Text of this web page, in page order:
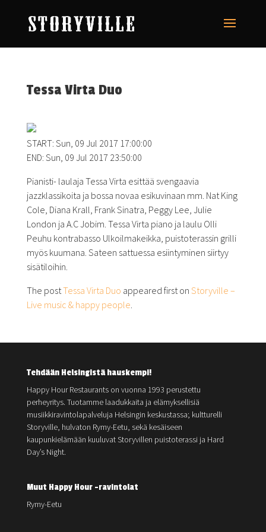
Tessa Virta Duo
START: Sun, 09 Jul 2017 17:00:00
END: Sun, 09 Jul 2017 23:50:00
Pianisti- laulaja Tessa Virta esittää svengaavia
jazzklassikoita ja bossa novaa esikuvinaan mm. Nat King
Cole, Diana Krall, Frank Sinatra, Peggy Lee, Julie
London ja A.C Jobim. Tessa Virta piano ja laulu Olli
Peuhu kontrabasso Ulkoilmakeikka, puistoterassin grilli
myös kuumana. Sateen sattuessa esiintyminen siirtyy
sisätiloihin.
The postTessa Virta Duo appeared first on Storyville –
Live music & happy people.
Tehdään Helsingistä hauskempi!
Happy Hour Restaurants on vuonna 1993 perustettu
perheyritys. Tuotamme laadukkaita ja elämyksellisiä
musiikkiravintolapalveluja Helsingin keskustassa; kultturelli
Storyville, hulvaton Rymy-Eetu, sekä kesäiseen
kaupunkielämään kuuluvat Storyvillen puistoterassi ja Hard
Day’s Night.
Muut Happy Hour -ravintolat
Rymy-Eetu